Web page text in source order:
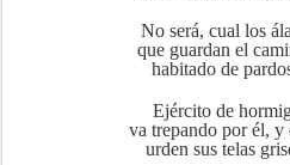
No será, cual los
que guardan el
habitado de
Ejército de
va trepando por él, y
urden sus telas